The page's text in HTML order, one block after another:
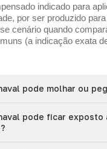
indicado para
por ser produzido
cenário quando
(a indicação exata
pode molhar ou
pode ficar exposto